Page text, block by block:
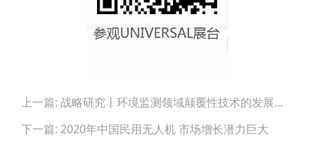
navigation
上一篇: 战略研究丨环境监测领域颠覆性技术的发展与展望
下一篇: 2020年中国民用无人机 市场增长潜力巨大